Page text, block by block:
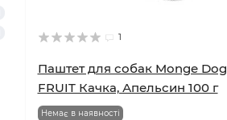
1
Паштет для собак Monge Dog
FRUIT Качка, Апельсин 100 г
Немає в наявності